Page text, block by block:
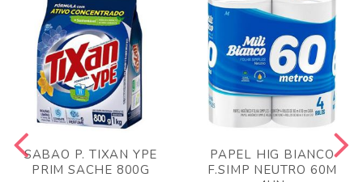
SABAO P. TIXAN YPE
PRIM SACHE 800G
PAPEL HIG BIANCO
F.SIMP NEUTRO 60M